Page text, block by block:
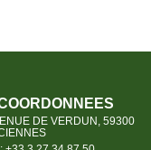
DE VERDUN, 59300